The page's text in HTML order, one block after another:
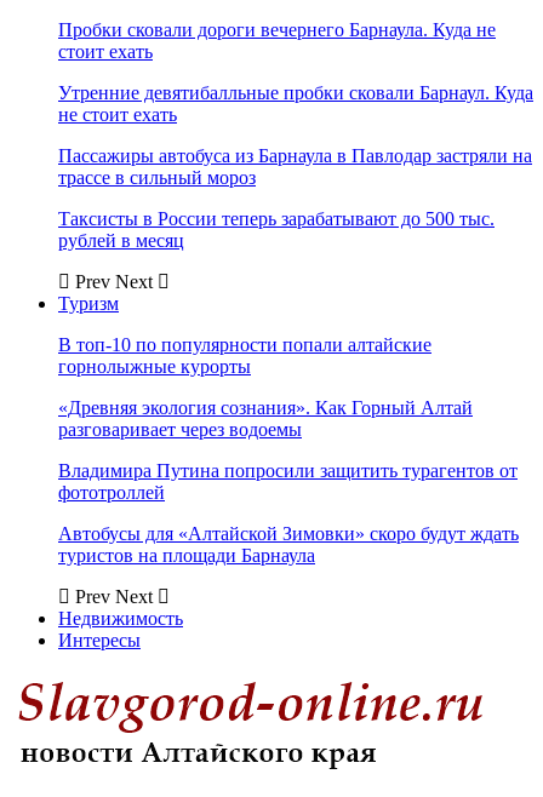
Пробки сковали дороги вечернего Барнаула. Куда не
стоит ехать
Утренние девятибалльные пробки сковали Барнаул. Куда
не стоит ехать
Пассажиры автобуса из Барнаула в Павлодар застряли на
трассе в сильный мороз
Таксисты в России теперь зарабатывают до 500 тыс.
рублей в месяц
Prev Next
Туризм
В топ-10 по популярности попали алтайские
горнолыжные курорты
«Древняя экология сознания». Как Горный Алтай
разговаривает через водоемы
Владимира Путина попросили защитить турагентов от
фототроллей
Автобусы для «Алтайской Зимовки» скоро будут ждать
туристов на площади Барнаула
Prev Next
Недвижимость
Интересы